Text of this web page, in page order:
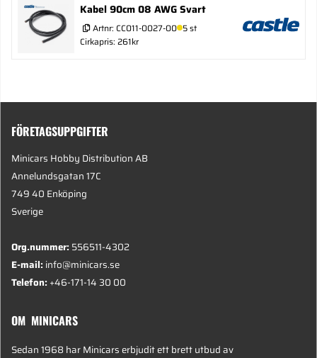
Kabel 90cm 08 AWG Svart
Artnr: CC011-0027-00 5 st
Cirkapris: 261kr
FÖRETAGSUPPGIFTER
Minicars Hobby Distribution AB
Annelundsgatan 17C
749 40 Enköping
Sverige
Org.nummer:556511-4302
E-mail:info@minicars.se
Telefon:+46-171-14 30 00
OM MINICARS
Sedan 1968 har Minicars erbjudit ett brett utbud av